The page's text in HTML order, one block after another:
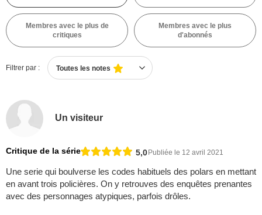
Membres avec le plus de
critiques
Membres avec le plus
d'abonnés
Filtrer par : Toutes les notes
Un visiteur
Critique de la série 5,0Publiée le 12 avril 2021
Une serie qui boulverse les codes habituels des polars en mettant
en avant trois policières. On y retrouves des enquêtes prenantes
avec des personnages atypiques, parfois drôles.